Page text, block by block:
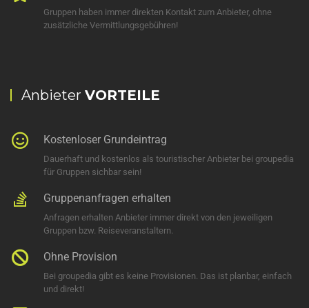
Gruppen haben immer direkten Kontakt zum Anbieter, ohne
zusätzliche Vermittlungsgebühren!
Anbieter VORTEILE
Kostenloser Grundeintrag
Dauerhaft und kostenlos als touristischer Anbieter bei groupedia
für Gruppen sichbar sein!
Gruppenanfragen erhalten
Anfragen erhalten Anbieter immer direkt von den jeweiligen
Gruppen bzw. Reiseveranstaltern.
Ohne Provision
Bei groupedia gibt es keine Provisionen. Das ist planbar, einfach
und direkt!